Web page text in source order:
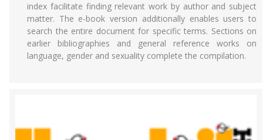
index facilitate finding relevant work by author and subject
matter. The e-book version additionally enables users to
search the entire document for specific terms. Sections on
earlier bibliographies and general reference works on
language, gender and sexuality complete the compilation.